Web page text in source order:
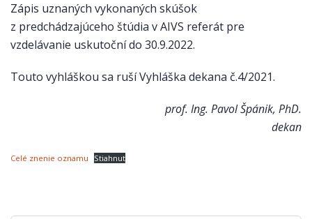
Zápis uznaných vykonaných skúšok
z predchádzajúceho štúdia v AIVS referát pre
vzdelávanie uskutoční do 30.9.2022.
Touto vyhláškou sa ruší Vyhláška dekana č.4/2021.
prof. Ing. Pavol Špánik, PhD.
dekan
Celé znenie oznamu Stiahnuť